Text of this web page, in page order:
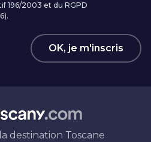
196/2003 et du RGPD
OK, je m'inscris
destination Toscane